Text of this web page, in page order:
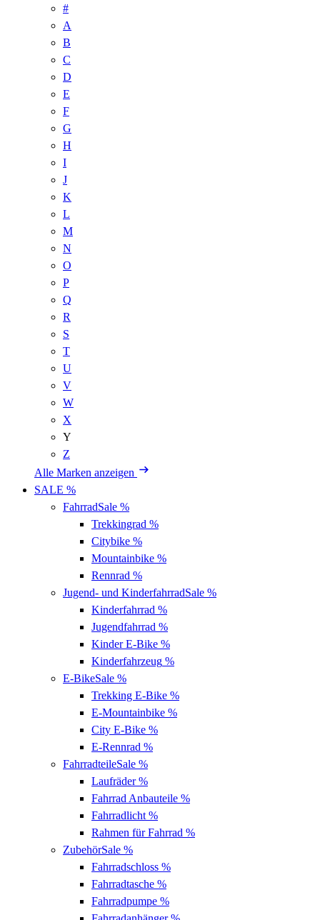
#
A
B
C
D
E
F
G
H
I
J
K
L
M
N
O
P
Q
R
S
T
U
V
W
X
Y
Z
Alle Marken anzeigen
SALE %
FahrradSale %
Trekkingrad %
Citybike %
Mountainbike %
Rennrad %
Jugend- und KinderfahrradSale %
Kinderfahrrad %
Jugendfahrrad %
Kinder E-Bike %
Kinderfahrzeug %
E-BikeSale %
Trekking E-Bike %
E-Mountainbike %
City E-Bike %
E-Rennrad %
FahrradteileSale %
Laufräder%
Fahrrad Anbauteile %
Fahrradlicht %
Rahmen für Fahrrad %
ZubehörSale %
Fahrradschloss %
Fahrradtasche %
Fahrradpumpe %